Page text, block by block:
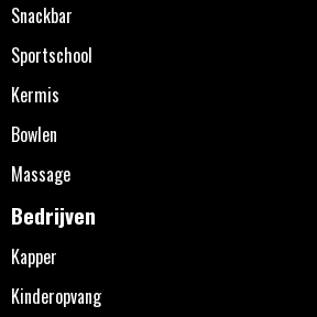
Snackbar
Sportschool
Kermis
Bowlen
Massage
Bedrijven
Kapper
Kinderopvang